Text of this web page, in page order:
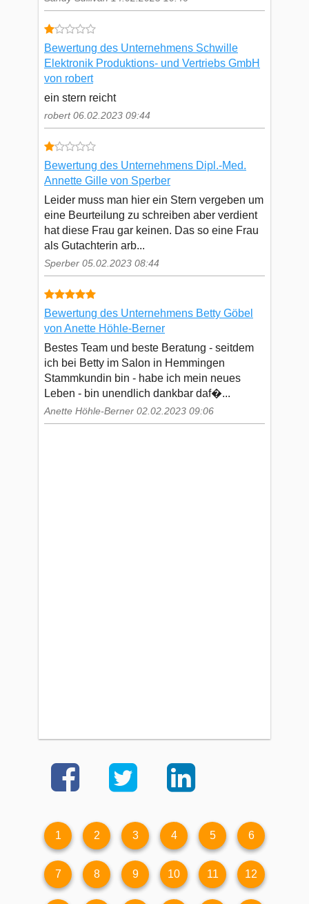
Bewertung des Unternehmens Schwille
Elektronik Produktions- und Vertriebs GmbH
von robert
ein stern reicht
robert 06.02.2023 09:44
Bewertung des Unternehmens Dipl.-Med.
Annette Gille von Sperber
Leider muss man hier ein Stern vergeben um
eine Beurteilung zu schreiben aber verdient
hat diese Frau gar keinen. Das so eine Frau
als Gutachterin arb...
Sperber 05.02.2023 08:44
Bewertung des Unternehmens Betty Göbel
von Anette Höhle-Berner
Bestes Team und beste Beratung - seitdem
ich bei Betty im Salon in Hemmingen
Stammkundin bin - habe ich mein neues
Leben - bin unendlich dankbar daf�...
Anette Höhle-Berner 02.02.2023 09:06
1 2 3 4 5 6
7 8 9 10 11 12